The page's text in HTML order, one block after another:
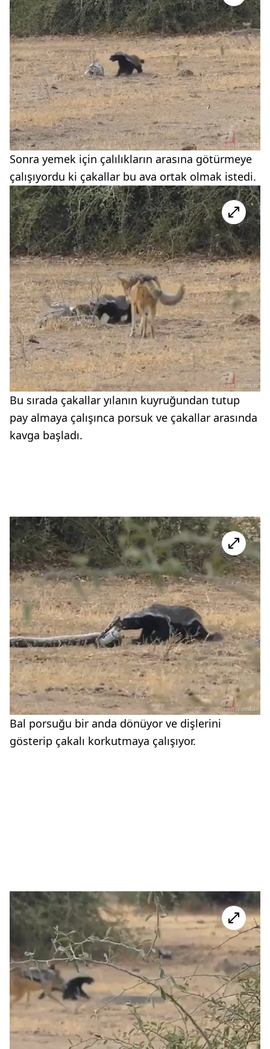
Sonra yemek için çalılıkların arasına götürmeye
çalışıyordu ki çakallar bu ava ortak olmak istedi.
Bu sırada çakallar yılanın kuyruğundan tutup
pay almaya çalışınca porsuk ve çakallar arasında
kavga başladı.
Bal porsuğu bir anda dönüyor ve dişlerini
gösterip çakalı korkutmaya çalışıyor.